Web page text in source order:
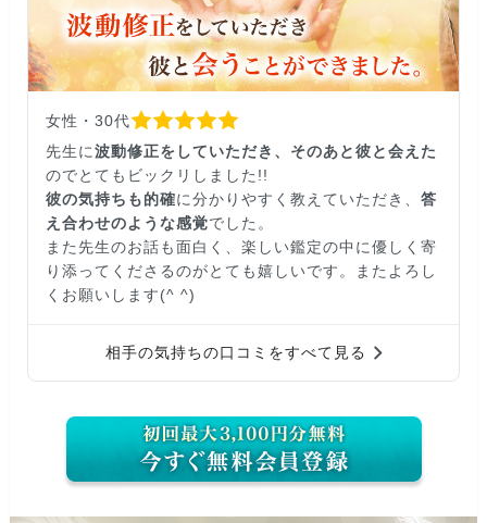
女性・30代
先生に波動修正をしていただき、そのあと彼と会えた
のでとてもビックリしました!!
彼の気持ちも的確に分かりやすく教えていただき、 答
え合わせのような感覚でした。
また先生のお話も面白く、楽しい鑑定の中に優しく寄
り添ってくださるのがとても嬉しいです。またよろし
くお願いします(^ ^)
相手の気持ちの口コミをすべて見る